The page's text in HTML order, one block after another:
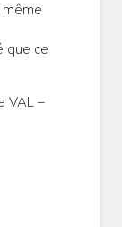
même
que ce
VAL –